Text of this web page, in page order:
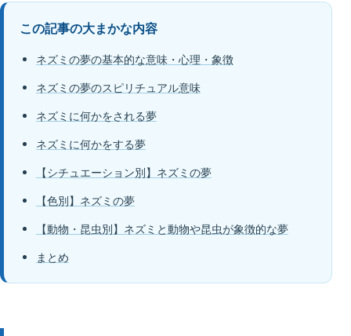
この記事の大まかな内容
ネズミの夢の基本的な意味・心理・象徴
ネズミの夢のスピリチュアル意味
ネズミに何かをされる夢
ネズミに何かをする夢
【シチュエーション別】ネズミの夢
【色別】ネズミの夢
【動物・昆虫別】ネズミと動物や昆虫が象徴的な夢
まとめ